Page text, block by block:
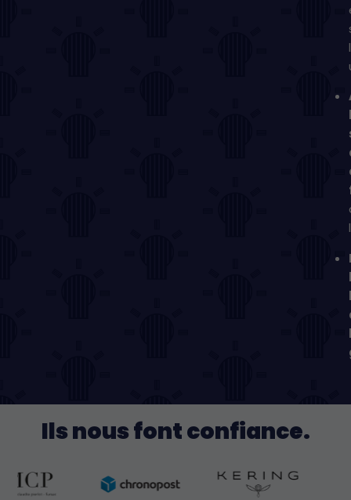
Ils nous font confiance.